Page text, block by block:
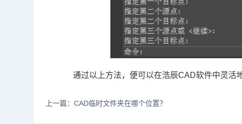
通过以上方法，便可以在浩辰CAD软件中灵活
上一篇：CAD临时文件夹在哪个位置？